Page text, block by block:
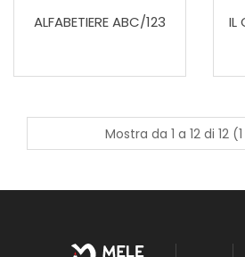
ALFABETIERE ABC/123 IL
Mostra da 1 a 12 di 12